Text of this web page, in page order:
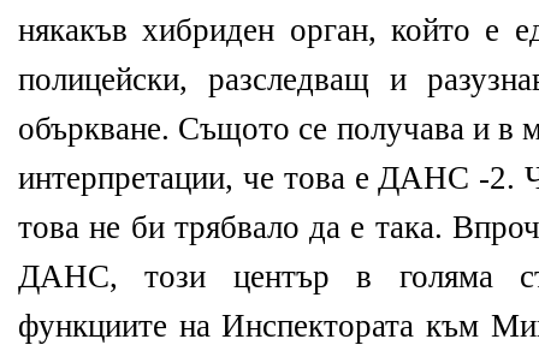
някакъв хибриден орган, който е
полицейски, разследващ и
объркване. Същото се получава и в
интерпретации, че това е ДАНС -2.
това не би трябвало да е така.
ДАНС, този център в голяма
функциите на Инспектората към